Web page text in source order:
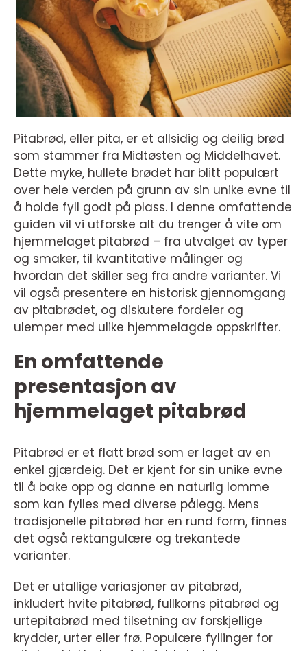
Pitabrød, eller pita, er et allsidig og deilig brød
som stammer fra Midtøsten og Middelhavet.
Dette myke, hullete brødet har blitt populært
over hele verden på grunn av sin unike evne til
å holde fyll godt på plass. I denne omfattende
guiden vil vi utforske alt du trenger å vite om
hjemmelaget pitabrød – fra utvalget av typer
og smaker, til kvantitative målinger og
hvordan det skiller seg fra andre varianter. Vi
vil også presentere en historisk gjennomgang
av pitabrødet, og diskutere fordeler og
ulemper med ulike hjemmelagde oppskrifter.
En omfattende
presentasjon av
hjemmelaget pitabrød
Pitabrød er et flatt brød som er laget av en
enkel gjærdeig. Det er kjent for sin unike evne
til å bake opp og danne en naturlig lomme
som kan fylles med diverse pålegg. Mens
tradisjonelle pitabrød har en rund form, finnes
det også rektangulære og trekantede
varianter.
Det er utallige variasjoner av pitabrød,
inkludert hvite pitabrød, fullkorns pitabrød og
urtepitabrød med tilsetning av forskjellige
krydder, urter eller frø. Populære fyllinger for